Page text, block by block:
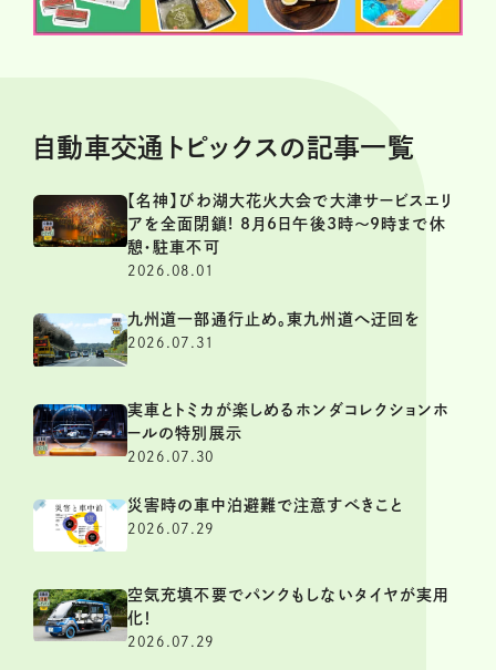
自動車交通トピックスの記事一覧
【名神】びわ湖大花火大会で大津サービスエリ
アを全面閉鎖! 8月6日午後3時～9時まで休
憩・駐車不可
2026.08.01
九州道一部通行止め。東九州道へ迂回を
2026.07.31
実車とトミカが楽しめるホンダコレクションホ
ールの特別展示
2026.07.30
災害時の車中泊避難で注意すべきこと
2026.07.29
空気充填不要でパンクもしないタイヤが実用
化！
2026.07.29